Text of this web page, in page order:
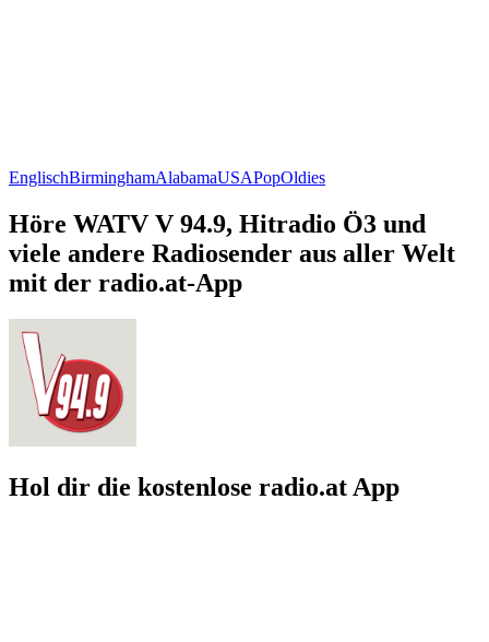
EnglischBirminghamAlabamaUSAPopOldies
Höre WATV V 94.9, Hitradio Ö3 und
viele andere Radiosender aus aller Welt
mit der radio.at-App
Hol dir die kostenlose radio.at App